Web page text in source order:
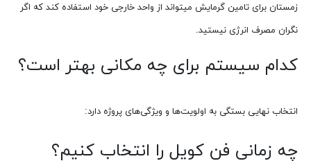
زمستان برای تامین گرمایش میتواند از واحد خارجی خود استفاده کند که اگر
نگران مصرف انرژی نیستید.
کدام سیستم برای چه مکانی بهتر است؟
انتخاب نهایی بستگی به اولویت‌ها و ویژگی‌های پروژه دارد:
چه زمانی فن کویل را انتخاب کنیم؟